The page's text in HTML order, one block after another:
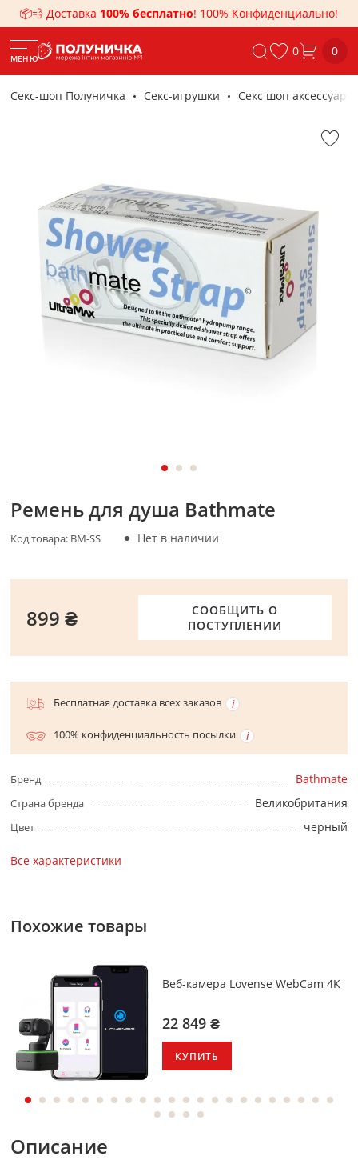
📦💨 Доставка 100% бесплатно! 100% Конфиденциально!
МЕНЮ 0 0
Секс-шоп Полуничка Секс-игрушки Секс шоп аксессуары
Ремень для душа Bathmate
Код товара: BM-SS Нет в наличии
СООБЩИТЬ О
ПОСТУПЛЕНИИ
899 ₴
Бесплатная доставка всех заказов
100% конфиденциальность посылки
Бренд Bathmate
Страна бренда Великобритания
Цвет черный
Все характеристики
Похожие товары
Веб-камера Lovense WebCam 4K
22 849 ₴
КУПИТЬ
Описание